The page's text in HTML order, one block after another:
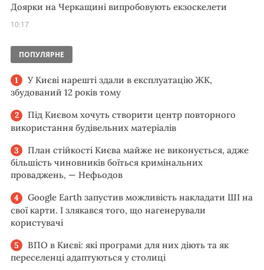
Доярки на Черкащині випробовують екзоскелети
10:17
ПОПУЛЯРНЕ
У Києві нарешті здали в експлуатацію ЖК,
збудований 12 років тому
Під Києвом хочуть створити центр повторного
використання будівельних матеріалів
План стійкості Києва майже не виконується, адже
більшість чиновників боїться кримінальних
проваджень, — Нефьодов
Google Earth запустив можливість накладати ШІ на
свої карти. І злякався того, що нагенерували
користувачі
ВПО в Києві: які програми для них діють та як
переселенці адаптуються у столиці